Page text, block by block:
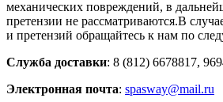
механических повреждений, в
претензии не рассматриваются.В
и претензий обращайтесь к нам по
Служба доставки: 8 (812) 6678817,
Электронная почта: spasway@mail.ru